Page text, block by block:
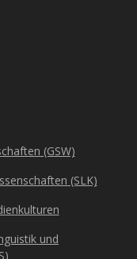
(GSW)
(SLK)
und